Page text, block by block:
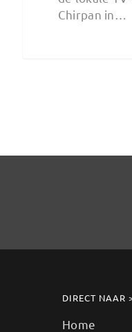
Chirpan in…
DIRECT NAAR
Home